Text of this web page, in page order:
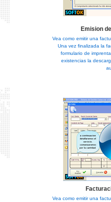
Emision
Vea como emitir una
Una vez finalizada la
formulario de
existencias la
Vea como emitir una